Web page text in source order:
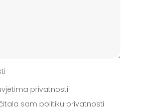
privatnosti
sam politiku privatnosti